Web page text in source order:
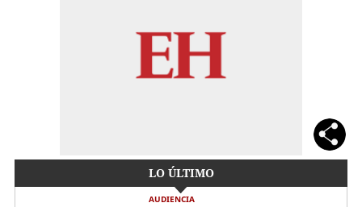
LO ÚLTIMO
AUDIENCIA